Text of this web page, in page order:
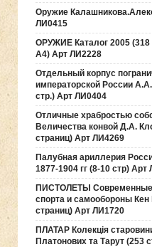
Оружие
ЛИ0415
ОРУЖИЕ Каталог 2005
А4) Арт ЛИ2228
Отдельный корпус
императорской России
стр.) Арт ЛИ0404
Отличные храбростью
Величества конвой Д.А.
страниц) Арт ЛИ4269
Палубная ариллерия
1877-1904 гг (8-10 стр) Арт
ПИСТОЛЕТЫ Современные
спорта и самообороны
страниц) Арт ЛИ1720
ПЛАТАР Колекція
Платонових та Тарут (253